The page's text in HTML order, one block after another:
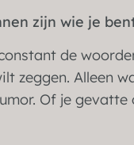
zijn wie je
de
zeggen. Alleen
Of je